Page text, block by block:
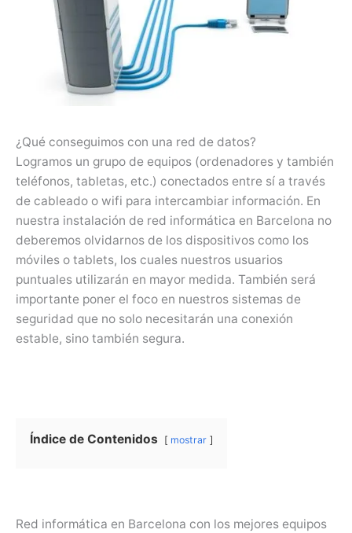
¿Qué conseguimos con una red de datos?
Logramos un grupo de equipos (ordenadores y también
teléfonos, tabletas, etc.) conectados entre sí a través
de cableado o wifi para intercambiar información. En
nuestra instalación de red informática en Barcelona no
deberemos olvidarnos de los dispositivos como los
móviles o tablets, los cuales nuestros usuarios
puntuales utilizarán en mayor medida. También será
importante poner el foco en nuestros sistemas de
seguridad que no solo necesitarán una conexión
estable, sino también segura.
Índice de Contenidos mostrar
Red informática en Barcelona con los mejores equipos